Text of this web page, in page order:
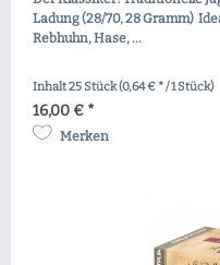
Ladung (28/70, 28 Gramm)
Rebhuhn, Hase, ...
Inhalt25 Stück(0,64 € * / 1 Stück)
16,00 € *
Merken